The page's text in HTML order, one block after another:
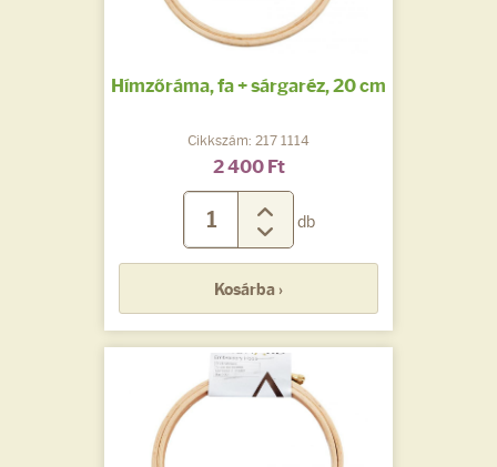
Hímzőráma, fa + sárgaréz, 20 cm
Cikkszám: 217 1114
2 400 Ft
db
Kosárba ›